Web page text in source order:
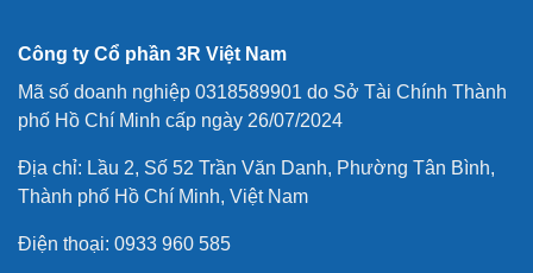
Công ty Cổ phần 3R Việt Nam
Mã số doanh nghiệp 0318589901 do Sở Tài Chính Thành
phố Hồ Chí Minh cấp ngày 26/07/2024
Địa chỉ: Lầu 2, Số 52 Trần Văn Danh, Phường Tân Bình,
Thành phố Hồ Chí Minh, Việt Nam
Điện thoại: 0933 960 585